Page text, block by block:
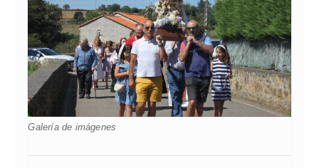
Galería de imágenes